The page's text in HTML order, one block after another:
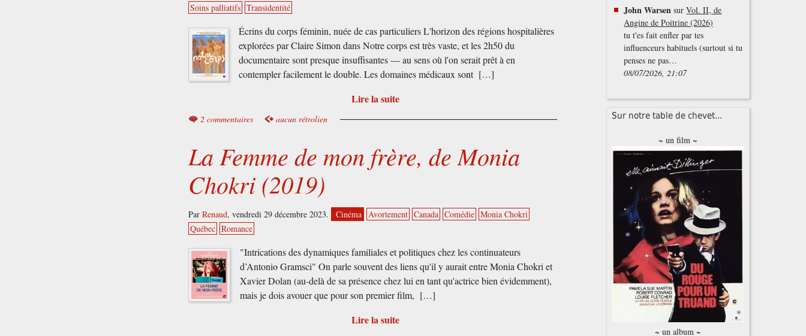
Soins palliatifs Transidentité
Écrins du corps féminin, nuée de cas particuliers L'horizon des régions hospitalières
explorées par Claire Simon dans Notre corps est très vaste, et les 2h50 du
documentaire sont presque insuffisantes — au sens où l'on serait prêt à en
contempler facilement le double. Les domaines médicaux sont […]
Lire la suite
2 commentaires aucun rétrolien
La Femme de mon frère, de Monia
Chokri (2019)
ParRenaud,vendredi 29 décembre 2023. Cinéma Avortement Canada Comédie Monia Chokri
Québec Romance
"Intrications des dynamiques familiales et politiques chez les continuateurs
d’Antonio Gramsci" On parle souvent des liens qu'il y aurait entre Monia Chokri et
Xavier Dolan (au-delà de sa présence chez lui en tant qu'actrice bien évidemment),
mais je dois avouer que pour son premier film, […]
Lire la suite
John Warsen surVol. II, de
Angine de Poitrine (2026)
tu t'es fait enfler par tes
influenceurs habituels (surtout si tu
penses ne pas…
08/07/2026, 21:07
Sur notre table de chevet...
~ un film ~
~ un album ~